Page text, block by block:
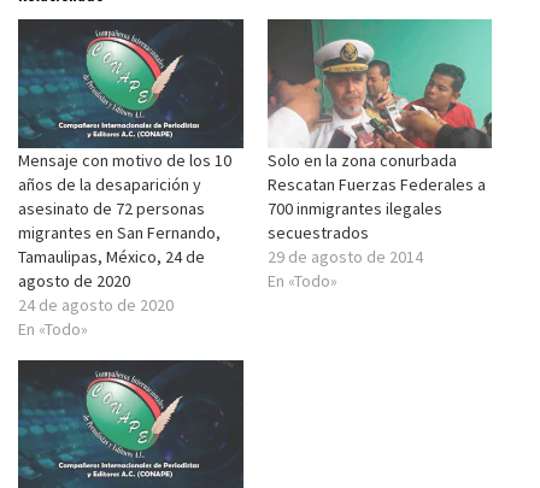
Mensaje con motivo de los 10
años de la desaparición y
asesinato de 72 personas
migrantes en San Fernando,
Tamaulipas, México, 24 de
agosto de 2020
24 de agosto de 2020
En «Todo»
Solo en la zona conurbada
Rescatan Fuerzas Federales a
700 inmigrantes ilegales
secuestrados
29 de agosto de 2014
En «Todo»